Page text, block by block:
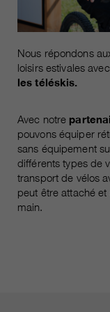
Nous répondons
loisirs estivales
les téléskis.
Avec notre
pouvons équiper
sans équipement
différents types de
transport de vélos
peut être attaché
main.
durée
fin
Name
fournisseur
durée
Les cookies
cookies
Name
durée